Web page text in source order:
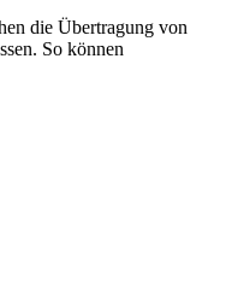
die Übertragung von
So können